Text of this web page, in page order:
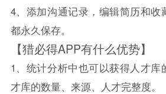
4、添加沟通记录，编辑简历和收
都永久保存。
【猎必得APP有什么优势】
1、统计分析中也可以获得人才库
才库的数量、来源、人才完整度。